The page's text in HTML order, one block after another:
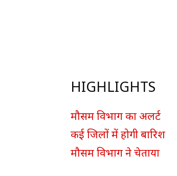
HIGHLIGHTS
मौसम विभाग का अलर्ट
कई जिलों में होगी बारिश
मौसम विभाग ने चेताया